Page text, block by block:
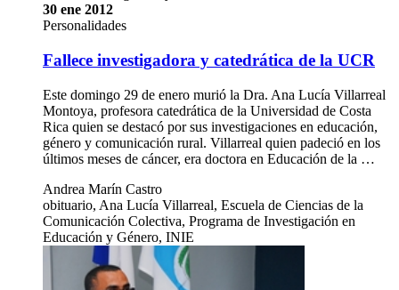
30 ene 2012
Personalidades
Fallece investigadora y catedrática de la UCR
Este domingo 29 de enero murió la Dra. Ana Lucía Villarreal
Montoya, profesora catedrática de la Universidad de Costa
Rica quien se destacó por sus investigaciones en educación,
género y comunicación rural. Villarreal quien padeció en los
últimos meses de cáncer, era doctora en Educación de la …
Andrea Marín Castro
obituario, Ana Lucía Villarreal, Escuela de Ciencias de la
Comunicación Colectiva, Programa de Investigación en
Educación y Género, INIE